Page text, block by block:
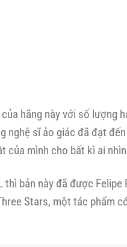
hãng này với số lượng
sĩ ảo giác đã đạt
của mình cho bất kì ai
bản này đã được
Stars, một tác phẩm